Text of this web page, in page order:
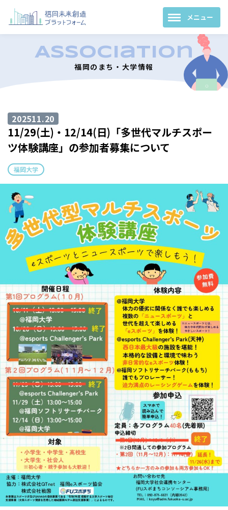
福岡のまち・大学情報
202511.20
11/29(土)・12/14(日)「多世代マルチスポー
ツ体験講座」の参加者募集について
福岡大学